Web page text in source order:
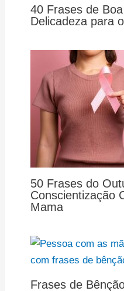
40 Frases de
Delicadeza para
50 Frases do
Conscientização
Mama
Frases de